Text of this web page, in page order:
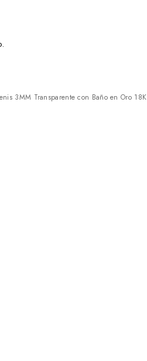
3MM Transparente con Baño en Oro 18K